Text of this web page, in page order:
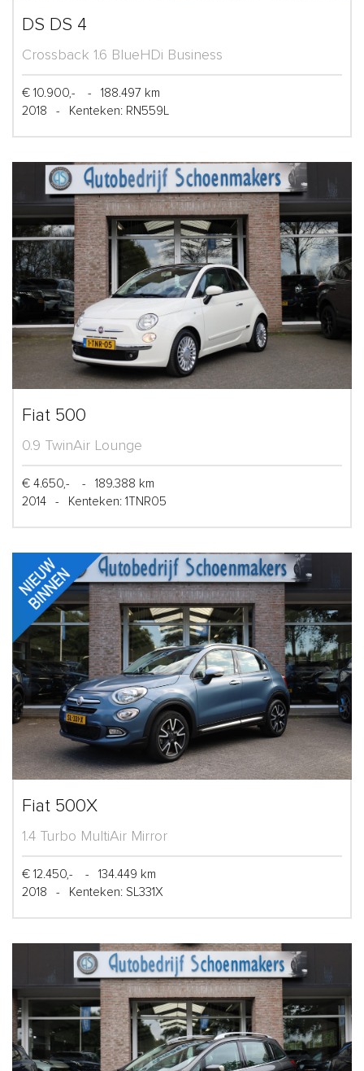
DS DS 4
Crossback 1.6 BlueHDi Business
€ 10.900,- -
188.497 km
2018
- Kenteken: RN559L
Fiat 500
0.9 TwinAir Lounge
€ 4.650,- -
189.388 km
2014
- Kenteken: 1TNR05
Fiat 500X
1.4 Turbo MultiAir Mirror
€ 12.450,- -
134.449 km
2018
- Kenteken: SL331X